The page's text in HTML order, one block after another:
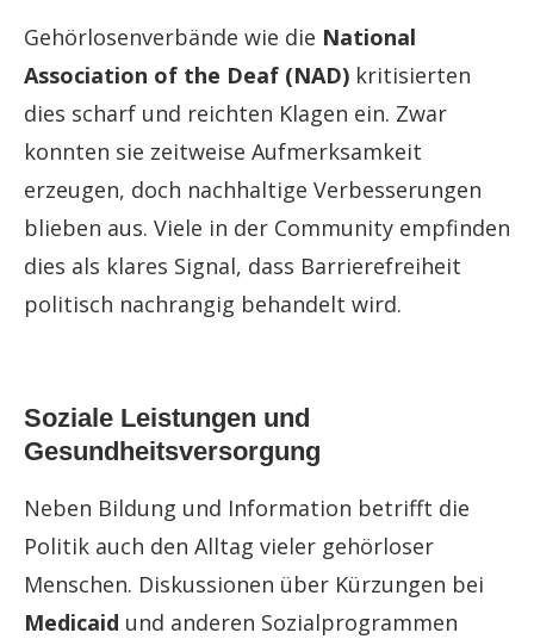
Gehörlosenverbände wie die National
Association of the Deaf (NAD) kritisierten
dies scharf und reichten Klagen ein. Zwar
konnten sie zeitweise Aufmerksamkeit
erzeugen, doch nachhaltige Verbesserungen
blieben aus. Viele in der Community empfinden
dies als klares Signal, dass Barrierefreiheit
politisch nachrangig behandelt wird.
Soziale Leistungen und
Gesundheitsversorgung
Neben Bildung und Information betrifft die
Politik auch den Alltag vieler gehörloser
Menschen. Diskussionen über Kürzungen bei
Medicaid und anderen Sozialprogrammen